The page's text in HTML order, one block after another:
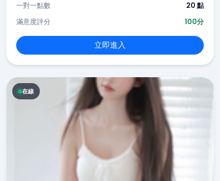
一對一點數
20 點
滿意度評分
100分
立即進入
在線